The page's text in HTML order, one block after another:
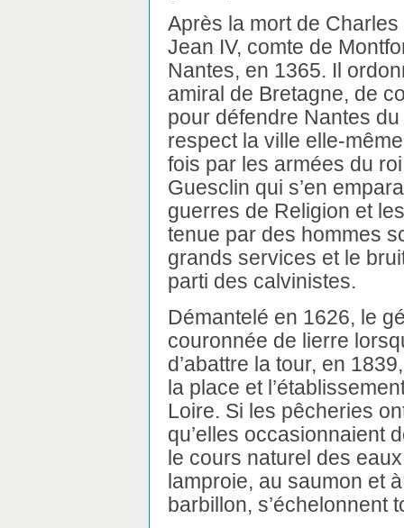
Après la mort de Charles
Jean IV, comte de
Nantes, en 1365. Il
amiral de Bretagne, de
pour défendre Nantes
respect la ville elle-
fois par les armées du
Guesclin qui s’en
guerres de Religion et
tenue par des hommes
grands services et le
parti des calvinistes.
Démantelé en 1626, le
couronnée de lierre
d’abattre la tour, en
la place et
Loire. Si les pêcheries
qu’elles occasionnaient
le cours naturel des
lamproie, au saumon et
barbillon, s’échelonnent